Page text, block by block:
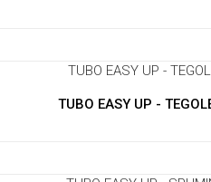
TUBO EASY UP -